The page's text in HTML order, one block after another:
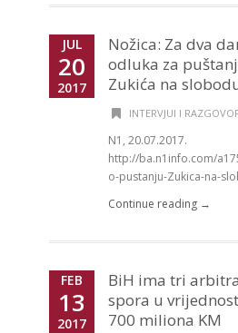
JUL
20
2017
Nožica: Za dva
odluka za
Zukića na
INTERVJUI I
N1, 20.07.2017.
http://ba.n1info.com/
o-pustanju-Zukica-na-
Continue reading →
FEB
13
2017
BiH ima tri
spora u
700 miliona KM